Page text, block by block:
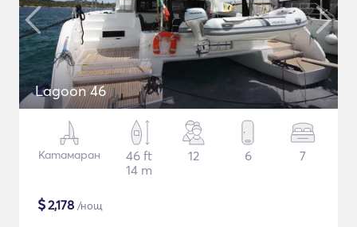
Lagoon 46
Катамаран
46 ft
14 m
12 6 7
$2,178 /нощ